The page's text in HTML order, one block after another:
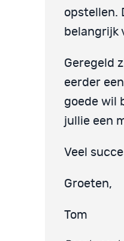
opstellen.
belangrijk
Geregeld
eerder
goede wil
jullie een
Veel
Groeten,
Tom